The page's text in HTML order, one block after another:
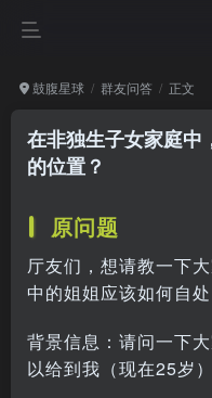
鼓腹星球 群友问答 正文
在非独生子女家庭中
的位置？
原问题
厅友们，想请教一下
中的姐姐应该如何自处
背景信息：请问一下
以给到我（现在25岁